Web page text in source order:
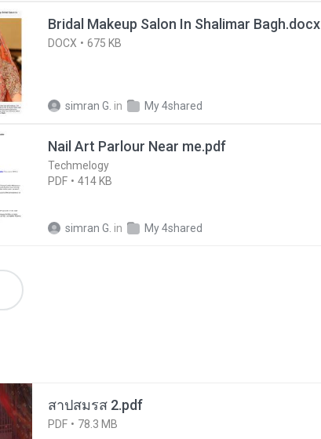
Bridal Makeup Salon In Shalimar Bagh.docx
DOCX 675 KB
simran G. in My 4shared
Nail Art Parlour Near me.pdf
Techmelogy
PDF
414 KB
simran G. in My 4shared
สาปสมรส 2.pdf
PDF 78.3 MB